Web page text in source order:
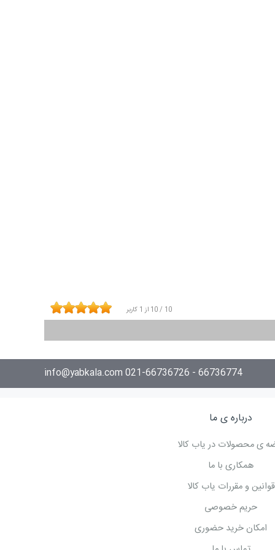
10 / 10 از 1 کاربر
66736774 - 021-66736726 info@yabkala.com
درباره ی ما
ی محصولات در یاب کالا
همکاری با ما
قوانین و مقررات یاب کالا
حریم خصوصی
امکان خرید حضوری